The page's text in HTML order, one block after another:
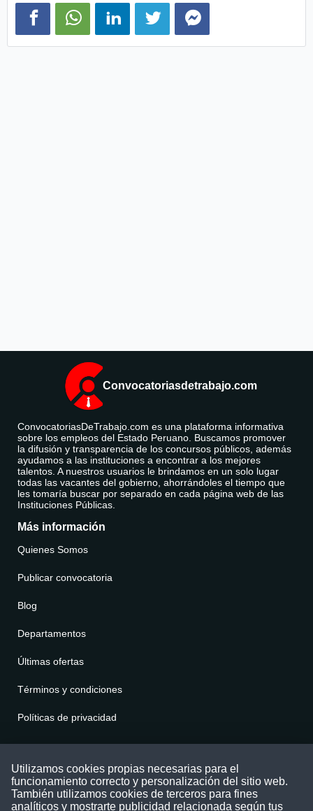
Convocatoriasdetrabajo.com
ConvocatoriasDeTrabajo.com es una plataforma informativa
sobre los empleos del Estado Peruano. Buscamos promover
la difusión y transparencia de los concursos públicos, además
ayudamos a las instituciones a encontrar a los mejores
talentos. A nuestros usuarios le brindamos en un solo lugar
todas las vacantes del gobierno, ahorrándoles el tiempo que
les tomaría buscar por separado en cada página web de las
Instituciones Públicas.
Más información
Quienes Somos
Publicar convocatoria
Blog
Departamentos
Últimas ofertas
Términos y condiciones
Políticas de privacidad
Puede comunicarse con nosotros a través
nuestras redes sociales o del correo:
contacto@convocatoriasdetrabajo.com
Utilizamos cookies propias necesarias para el
funcionamiento correcto y personalización del sitio web.
También utilizamos cookies de terceros para fines
analíticos y mostrarte publicidad relacionada según tus